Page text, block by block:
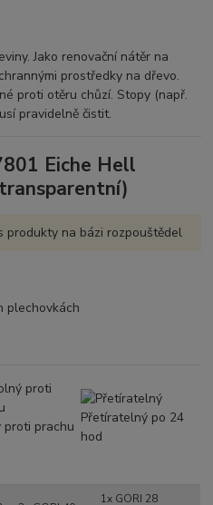
Jako renovační nátěr na
prostředky na dřevo.
proti otěru chůzí. Stopy (např.
pravidelně čistit.
UV-zářením a vlivy
povětrnosti)
světlostálý
Produkt na bázi rozpouštědel s
nástrojů ihned benzinem
Eiche Hell
produkty na bázi rozpouštědel
plechovkách
po 24 hodinách
spotřeba: 13 m
proti prachu
Přetíratelný po 24
hod
1x GORI 28